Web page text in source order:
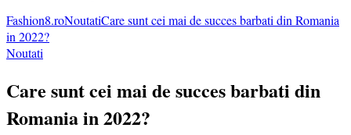
Fashion8.roNoutatiCare sunt cei mai de succes barbati din Romania
in 2022?
Noutati
Care sunt cei mai de succes barbati din
Romania in 2022?